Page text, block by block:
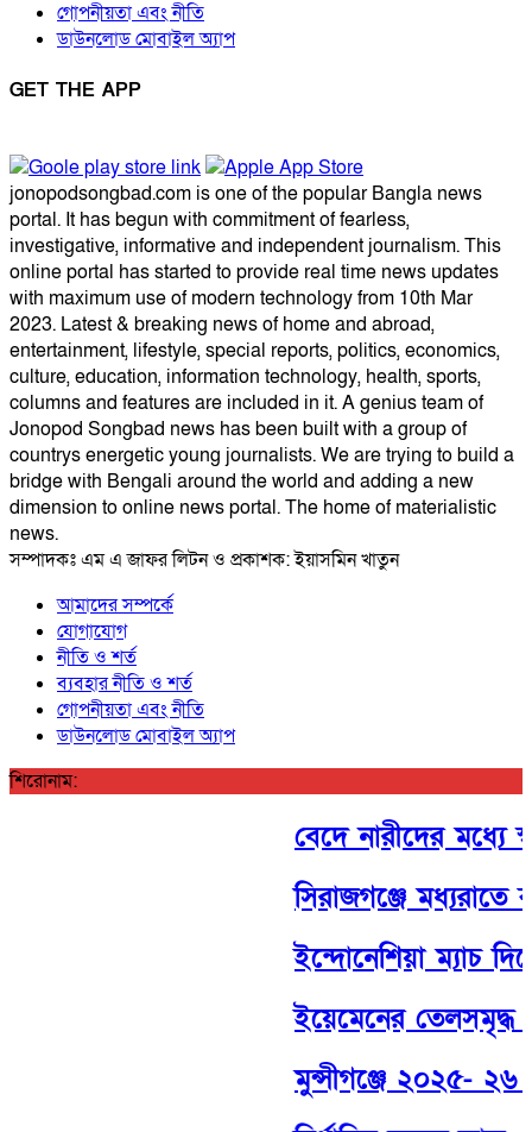
গোপনীয়তা এবং নীতি
ডাউনলোড মোবাইল অ্যাপ
GET THE APP
jonopodsongbad.com is one of the popular Bangla news
portal. It has begun with commitment of fearless,
investigative, informative and independent journalism. This
online portal has started to provide real time news updates
with maximum use of modern technology from 10th Mar
2023. Latest & breaking news of home and abroad,
entertainment, lifestyle, special reports, politics, economics,
culture, education, information technology, health, sports,
columns and features are included in it. A genius team of
Jonopod Songbad news has been built with a group of
countrys energetic young journalists. We are trying to build a
bridge with Bengali around the world and adding a new
dimension to online news portal. The home of materialistic
news.
সম্পাদকঃ এম এ জাফর লিটন ও প্রকাশক: ইয়াসমিন খাতুন
আমাদের সম্পর্কে
যোগাযোগ
নীতি ও শর্ত
ব্যবহার নীতি ও শর্ত
গোপনীয়তা এবং নীতি
ডাউনলোড মোবাইল অ্যাপ
শিরোনাম:
বেদে নারীদের মধ্যে
সিরাজগঞ্জে মধ্যরাতে
ইন্দোনেশিয়া ম্যাচ
ইয়েমেনের তেলসমৃদ্ধ
মুন্সীগঞ্জে ২০২৫-